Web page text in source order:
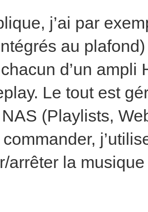
j’ai par
au
d’un ampli
Le tout est
(Playlists,
arrêter la